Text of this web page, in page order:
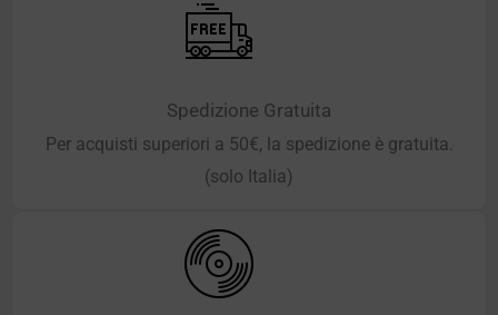
Spedizione Gratuita
Per acquisti superiori a 50€, la spedizione è gratuita.
(solo Italia)